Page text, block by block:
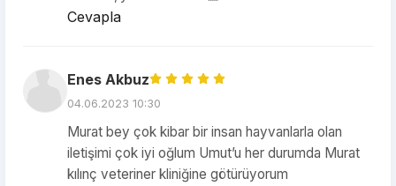
Cevapla
Enes Akbuz
04.06.2023 10:30
Murat bey çok kibar bir insan hayvanlarla olan
iletişimi çok iyi oğlum Umut’u her durumda Murat
kılınç veteriner kliniğine götürüyorum